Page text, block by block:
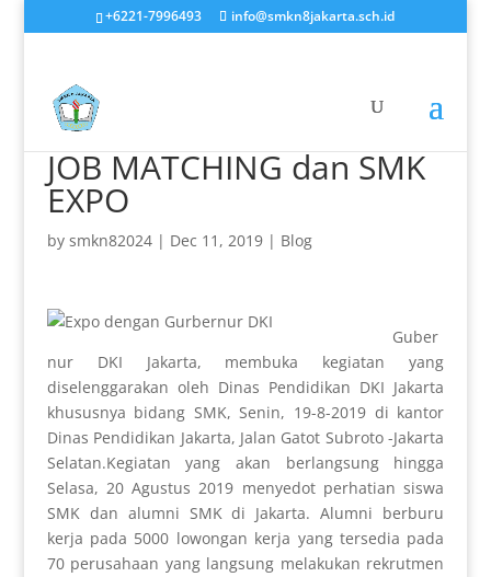
+6221-7996493 info@smkn8jakarta.sch.id
JOB MATCHING dan SMK
EXPO
by smkn82024| Dec 11, 2019| Blog
Guber
nur DKI Jakarta, membuka kegiatan yang
diselenggarakan oleh Dinas Pendidikan DKI Jakarta
khususnya bidang SMK, Senin, 19-8-2019 di kantor
Dinas Pendidikan Jakarta, Jalan Gatot Subroto -Jakarta
Selatan.Kegiatan yang akan berlangsung hingga
Selasa, 20 Agustus 2019 menyedot perhatian siswa
SMK dan alumni SMK di Jakarta. Alumni berburu
kerja pada 5000 lowongan kerja yang tersedia pada
70 perusahaan yang langsung melakukan rekrutmen